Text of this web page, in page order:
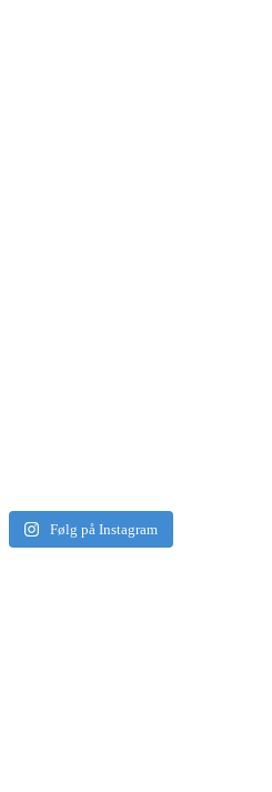
Følg på Instagram